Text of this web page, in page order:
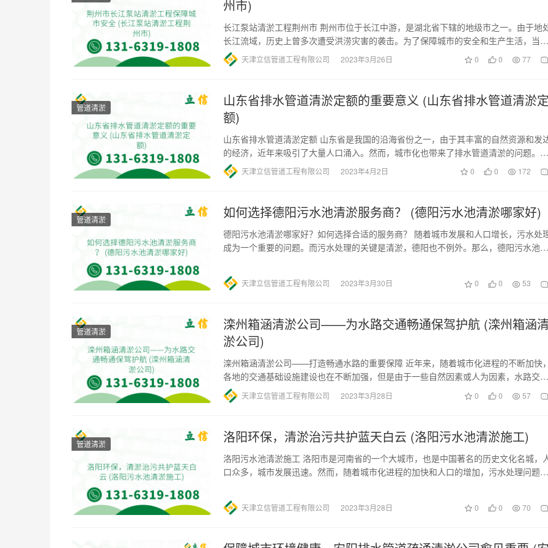
州市)
长江泵站清淤工程荆州市 荆州市位于长江中游，是湖北省下辖的地级市之一。由于地
长江流域，历史上曾多次遭受洪涝灾害的袭击。为了保障城市的安全和生产生活，当地
政府对长江泵站开展了清淤工…
天津立信管道工程有限公司 2023年3月26日 0 0 77
管道清淤
山东省排水管道清淤定额的重要意义 (山东省排水管道清淤定
额)
山东省排水管道清淤定额 山东省是我国的沿海省份之一，由于其丰富的自然资源和发
的经济，近年来吸引了大量人口涌入。然而，城市化也带来了排水管道清淤的问题。如
何确保排水管道畅通，保持城…
天津立信管道工程有限公司 2023年4月2日 0 0 172
管道清淤 如何选择德阳污水池清淤服务商？ (德阳污水池清淤哪家好)
德阳污水池清淤哪家好？如何选择合适的服务商？ 随着城市发展和人口增长，污水处
成为一个重要的问题。而污水处理的关键是清淤，德阳也不例外。那么，德阳污水池清
天津立信管道工程有限公司 2023年3月30日 0 0 53
管道清淤
滦州箱涵清淤公司——为水路交通畅通保驾护航 (滦州箱涵清
淤公司)
滦州箱涵清淤公司——打造畅通水路的重要保障 近年来，随着城市化进程的不断加快，
各地的交通基础设施建设也在不断加强，但是由于一些自然因素或人为因素，水路交通
的畅通却经常受到一定的影响…
天津立信管道工程有限公司 2023年3月28日 0 0 57
管道清淤 洛阳环保，清淤治污共护蓝天白云 (洛阳污水池清淤施工)
洛阳污水池清淤施工 洛阳市是河南省的一个大城市，也是中国著名的历史文化名城，
口众多，城市发展迅速。然而，随着城市化进程的加快和人口的增加，污水处理问题变
天津立信管道工程有限公司 2023年3月28日 0 0 70